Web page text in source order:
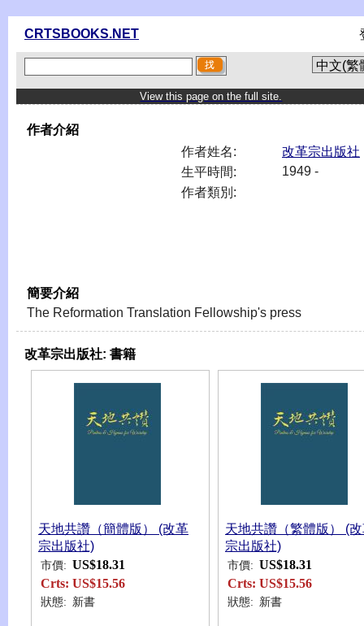
CRTSBOOKS.NET
View this page on the full site.
作者介紹
作者姓名:
改革宗出版社
生平時間:
1949 -
作者類別:
簡要介紹
The Reformation Translation Fellowship's press
改革宗出版社: 書籍
天地共讚（簡體版） (改革
宗出版社)
市價: US$18.31
Crts: US$15.56
狀態: 新書
天地共讚（繁體版） (
宗出版社)
市價: US$18.31
Crts: US$15.56
狀態: 新書